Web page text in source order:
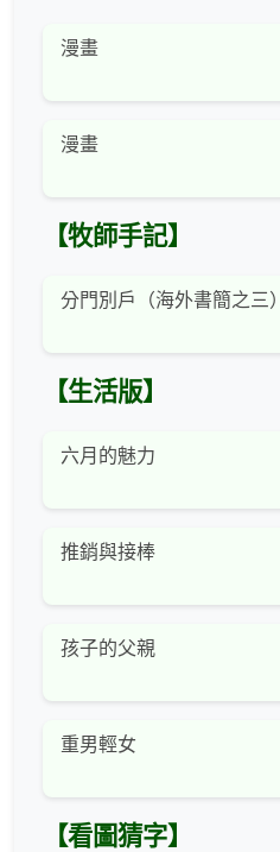
漫畫
漫畫
【牧師手記】
分門別戶（海外書簡之三）
【生活版】
六月的魅力
推銷與接棒
孩子的父親
重男輕女
【看圖猜字】